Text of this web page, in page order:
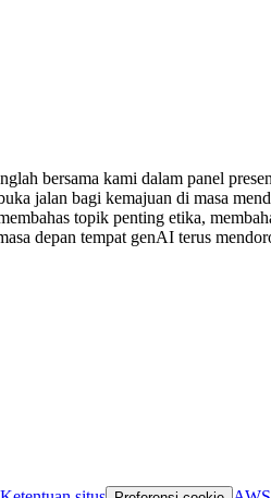
bersama kami dalam panel
jalan bagi kemajuan di masa
topik penting etika,
depan tempat genAI terus